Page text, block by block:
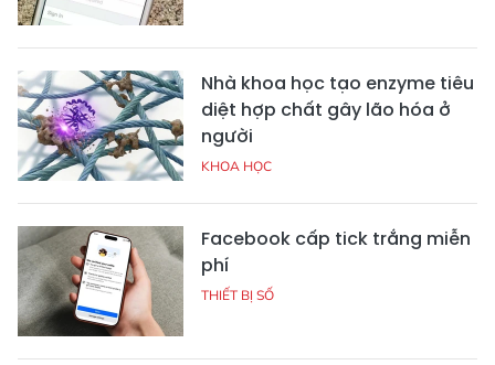
Nhà khoa học tạo enzyme tiêu
diệt hợp chất gây lão hóa ở
người
KHOA HỌC
Facebook cấp tick trắng miễn
phí
THIẾT BỊ SỐ